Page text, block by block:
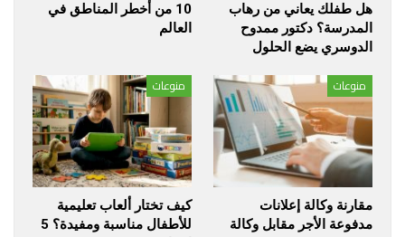
هل طفلك يعاني من رهاب
المدرسة؟ دكتور ممدوح
الدوسري يضع الحلول
10 من أخطر المناطق في
العالم
منوعات
مقارنة وكالة إعلانات
مدفوعة الأجر مقابل وكالة
منوعات
كيف تختار ألعاب تعليمية
للأطفال مناسبة ومفيدة؟ 5